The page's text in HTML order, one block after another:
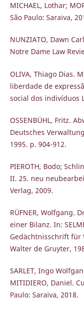
MICHAEL, Lothar;
São Paulo: Saraiva,
NUNZIATO, Dawn
Notre Dame Law
OLIVA, Thiago Dias.
liberdade de
social dos indivíduos
OSSENBÜHL, Fritz.
Deutsches
1995. p. 904-912.
PIEROTH, Bodo;
II. 25. neu
Verlag, 2009.
RÜFNER, Wolfgang.
einer Bilanz. In:
Gedächtnisschrift für
Walter de Gruyter,
SARLET, Ingo
MITIDIERO, Daniel.
Paulo: Saraiva, 2018.